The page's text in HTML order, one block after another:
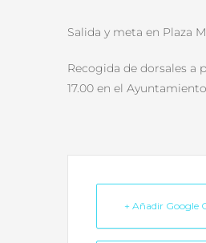
Salida y meta en Plaza
Recogida de dorsales a
17.00 en el Ayuntamiento
+ Añadir Google